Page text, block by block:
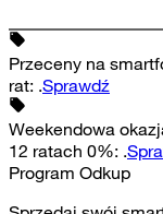
Przeceny na
rat: .Sprawdź
Weekendowa
12 ratach 0%: .
Program Odkup